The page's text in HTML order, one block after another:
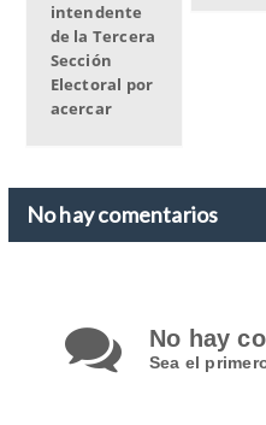
intendente
de la Tercera
Sección
Electoral por
acercar
No hay comentarios
No hay
Sea el